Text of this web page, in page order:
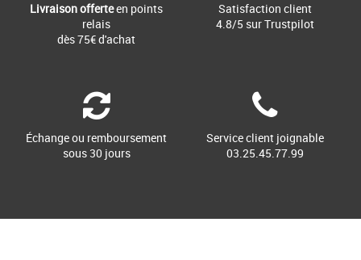
Livraison offerteen points
relais
dès 75€ d'achat
Satisfaction client
4.8/5 sur Trustpilot
Échange ou remboursement
sous 30 jours
Service client joignable
03.25.45.77.99